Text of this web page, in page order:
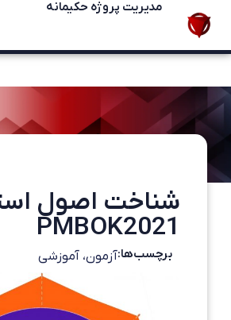
مدیریت پروژه حکیمانه
شناخت اصول
PMBOK2021
برچسب‌ها:آزمون، آموزشی